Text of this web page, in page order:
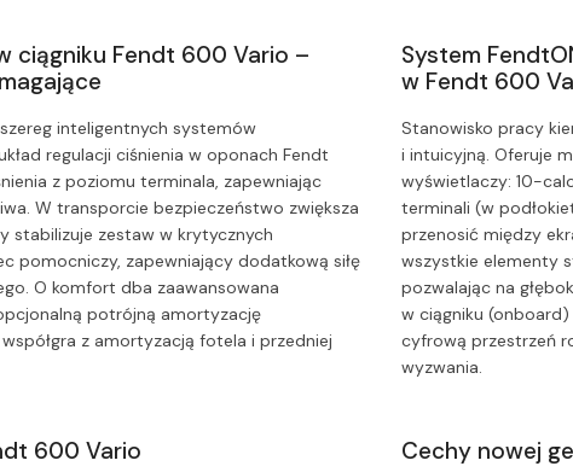
ciągniku Fendt 600 Vario –
inteligentnych systemów
regulacji ciśnienia w oponach Fendt
z poziomu terminala, zapewniając
W transporcie bezpieczeństwo zwiększa
stabilizuje zestaw w krytycznych
pomocniczy, zapewniający dodatkową siłę
O komfort dba zaawansowana
potrójną amortyzację
z amortyzacją fotela i przedniej
System
w Fendt 600
Stanowisko pracy
i intuicyjną. Oferuje
wyświetlaczy: 10-
terminali (w
przenosić między
wszystkie elementy
pozwalając na
w ciągniku
cyfrową przestrzeń
wyzwania.
600 Vario Cechy nowej